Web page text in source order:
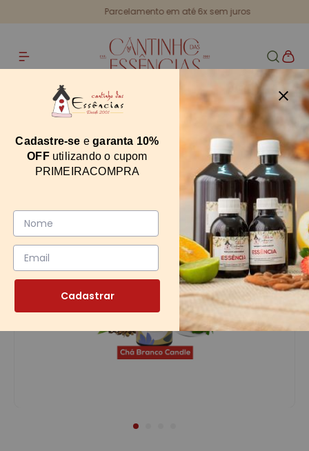
Parcelamento em até 6x sem juros
Essência Chá Branco Candle 30g
Essência Chá Branco Candle 30g
14261
Cadastre-se egaranta 10%
OFFutilizando o cupom
PRIMEIRACOMPRA
Cadastrar